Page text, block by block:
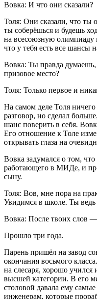
Вовка: И что они сказали?
Толя: Они сказали, что ты
ты соберёшься и будешь
на всесоюзную
что у тебя есть все шансы
Вовка: Ты правда думаешь,
призовое место?
Толя: Только первое и
На самом деле Толя
разговор, но сделал боль
шанс поверить в себя.
Его отношение к Толе
открывать глаза на
Вовка задумался о том,
работающего в МИДе, и
сыну.
Толя: Вов, мне пора на
Увидимся в школе. Ты
Вовка: После твоих слов —
Прошло три года.
Парень пришёл на завод
окончания восьмого
на слесаря, хорошо учился
высшей категории. В его
столовой давала ему
инженерам, которые